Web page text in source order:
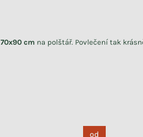
70x90 cm na polštář. Povlečení tak
od